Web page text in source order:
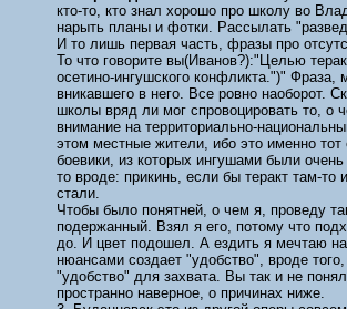
кто-то, кто знал хорошо про школу во
нарыть планы и фотки. Рассылать
И то лишь первая часть, фразы про
То что говорите вы(Иванов?):"Целью
осетино-ингушского конфликта.")" Фраза,
вникавшего в него. Все ровно наоборот.
школы вряд ли мог спровоцировать то, о
внимание на территориально-
этом местные жители, ибо это именно
боевики, из которых ингушами были
то вроде: прикинь, если бы теракт там-
стали.
Чтобы было понятней, о чем я, проведу
подержанный. Взял я его, потому что
до. И цвет подошел. А ездить я мечтаю на
нюансами создает "удобство", вроде
"удобство" для захвата. Вы так и не
пространно наверное, о причинах ниже.